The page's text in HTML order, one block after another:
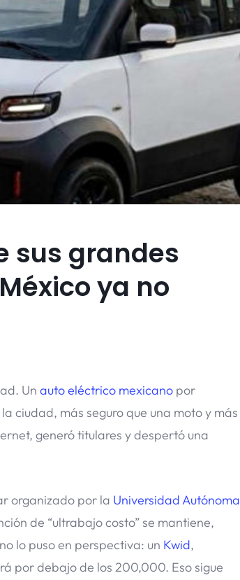
sus grandes
ya no
Un auto eléctrico mexicano por
ciudad, más seguro que una moto y más
generó titulares y despertó una
organizado por la Universidad Autónoma
de “ultrabajo costo” se mantiene,
lo puso en perspectiva: un Kwid,
por debajo de los 200,000. Eso sigue